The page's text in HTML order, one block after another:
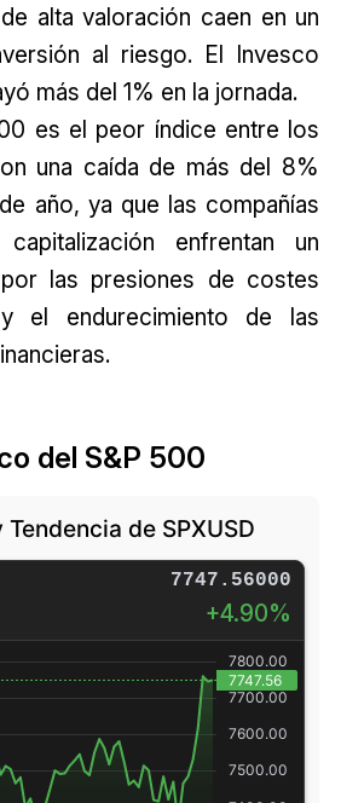
alta valoración caen en un
al riesgo. El Invesco
más del 1% en la jornada.
es el peor índice entre los
una caída de más del 8%
año, ya que las compañías
enfrentan un
las presiones de costes
el endurecimiento de las
del S&P 500
de SPXUSD
7747.56000
+4.90%